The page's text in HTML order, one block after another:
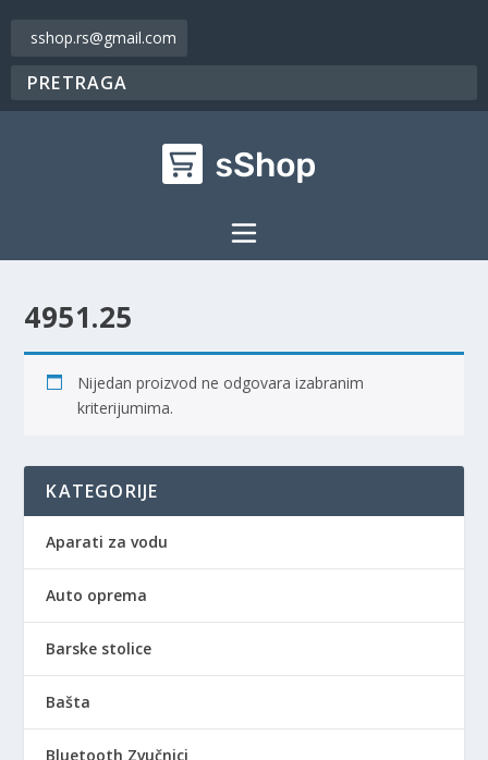
sshop.rs@gmail.com
4951.25
Nijedan proizvod ne odgovara izabranim
kriterijumima.
KATEGORIJE
Aparati za vodu
Auto oprema
Barske stolice
Bašta
Bluetooth Zvučnici